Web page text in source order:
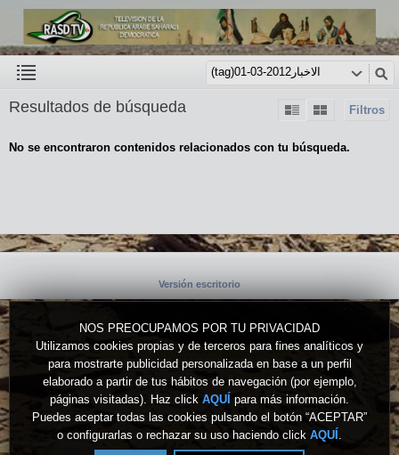
NOS PREOCUPAMOS POR TU PRIVACIDAD
Utilizamos cookies propias y de terceros para fines analíticos y
para mostrarte publicidad personalizada en base a un perfil
elaborado a partir de tus hábitos de navegación (por ejemplo,
páginas visitadas). Haz click AQUÍ para más información.
Puedes aceptar todas las cookies pulsando el botón “ACEPTAR”
o configurarlas o rechazar su uso haciendo click AQUÍ .
Filtros
Resultados de búsqueda
No se encontraron contenidos relacionados con tu búsqueda.
Versión escritorio